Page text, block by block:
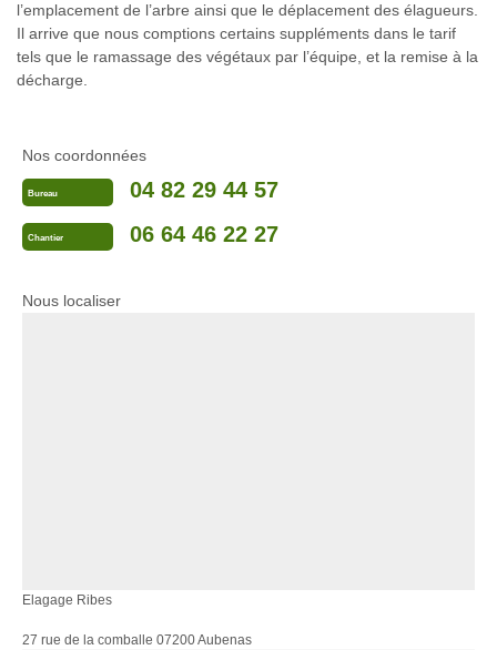
l’emplacement de l’arbre ainsi que le déplacement des élagueurs.
Il arrive que nous comptions certains suppléments dans le tarif
tels que le ramassage des végétaux par l’équipe, et la remise à la
décharge.
Nos coordonnées
Bureau 04 82 29 44 57
Chantier 06 64 46 22 27
Nous localiser
Elagage Ribes
27 rue de la comballe 07200 Aubenas